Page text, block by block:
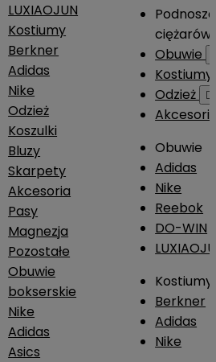
LUXIAOJUN
Kostiumy
Berkner
Adidas
Nike
Odzież
Koszulki
Bluzy
Skarpety
Akcesoria
Pasy
Magnezja
Pozostałe
Obuwie
bokserskie
Nike
Adidas
Asics
ciężarów
Obuwie
Kostiumy
Odzież

Obuwie
Adidas
Nike
Reebok
DO-WIN
Kostiumy
Berkner
Adidas
Nike